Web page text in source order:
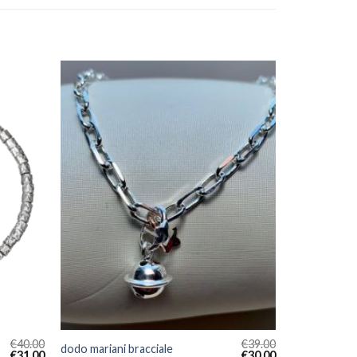
€40.00
dodo mariani bracciale €39.00